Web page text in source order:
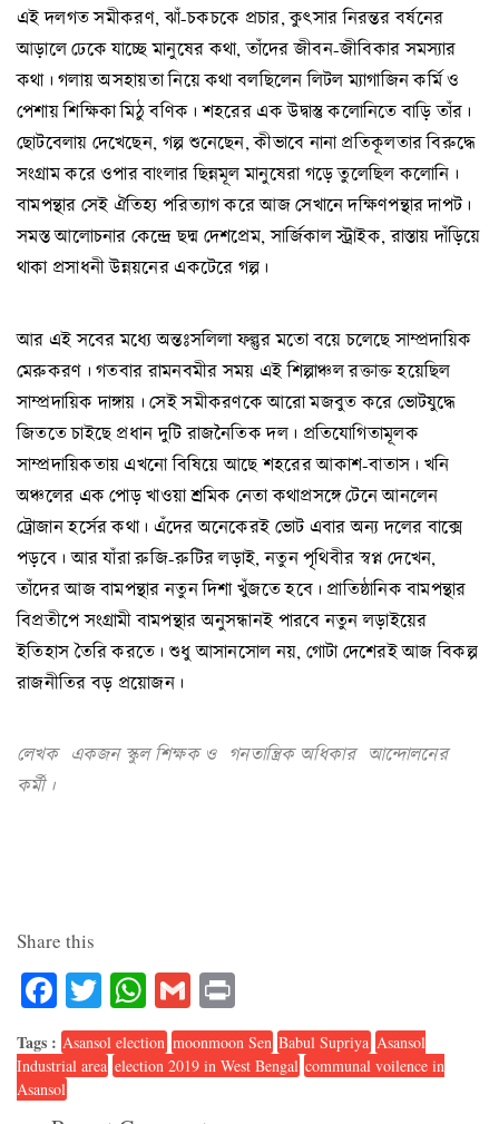
এই দলগত সমীকরণ, ঝাঁ-চকচকে প্রচার, কুৎসার নিরন্তর বর্ষনের
আড়ালে ঢেকে যাচ্ছে মানুষের কথা, তাঁদের জীবন-জীবিকার সমস্যার
কথা। গলায় অসহায়তা নিয়ে কথা বলছিলেন লিটল ম্যাগাজিন কর্মি ও
পেশায় শিক্ষিকা মিঠু বণিক। শহরের এক উদ্বাস্তু কলোনিতে বাড়ি তাঁর।
ছোটবেলায় দেখেছেন, গল্প শুনেছেন, কীভাবে নানা প্রতিকূলতার বিরুদ্ধে
সংগ্রাম করে ওপার বাংলার ছিন্নমূল মানুষেরা গড়ে তুলেছিল কলোনি।
বামপন্থার সেই ঐতিহ্য পরিত্যাগ করে আজ সেখানে দক্ষিণপন্থার দাপট।
সমস্ত আলোচনার কেন্দ্রে ছদ্ম দেশপ্রেম, সার্জিকাল স্ট্রাইক, রাস্তায় দাঁড়িয়ে
থাকা প্রসাধনী উন্নয়নের একটেরে গল্প।
আর এই সবের মধ্যে অন্তঃসলিলা ফল্গুর মতো বয়ে চলেছে সাম্প্রদায়িক
মেরুকরণ। গতবার রামনবমীর সময় এই শিল্পাঞ্চল রক্তাক্ত হয়েছিল
সাম্প্রদায়িক দাঙ্গায়। সেই সমীকরণকে আরো মজবুত করে ভোটযুদ্ধে
জিততে চাইছে প্রধান দুটি রাজনৈতিক দল। প্রতিযোগিতামূলক
সাম্প্রদায়িকতায় এখনো বিষিয়ে আছে শহরের আকাশ-বাতাস। খনি
অঞ্চলের এক পোড় খাওয়া শ্রমিক নেতা কথাপ্রসঙ্গে টেনে আনলেন
ট্রোজান হর্সের কথা। এঁদের অনেকেরই ভোট এবার অন্য দলের বাক্সে
পড়বে। আর যাঁরা রুজি-রুটির লড়াই, নতুন পৃথিবীর স্বপ্ন দেখেন,
তাঁদের আজ বামপন্থার নতুন দিশা খুঁজতে হবে। প্রাতিষ্ঠানিক বামপন্থার
বিপ্রতীপে সংগ্রামী বামপন্থার অনুসন্ধানই পারবে নতুন লড়াইয়ের
ইতিহাস তৈরি করতে। শুধু আসানসোল নয়, গোটা দেশেরই আজ বিকল্প
রাজনীতির বড় প্রয়োজন।
লেখক একজন স্কুল শিক্ষক ও গনতান্ত্রিক অধিকার আন্দোলনের
কর্মী।
Share this
Facebook
TwitterWhatsApp
Gmail
Tags : Asansol election moonmoon Sen Babul Supriya Asansol
Industrial area election 2019 in West Bengal communal voilence in
Asansol